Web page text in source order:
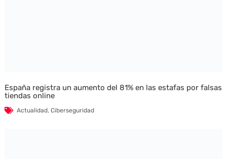
España registra un aumento del 81% en las estafas por falsas
tiendas online
Actualidad, Ciberseguridad